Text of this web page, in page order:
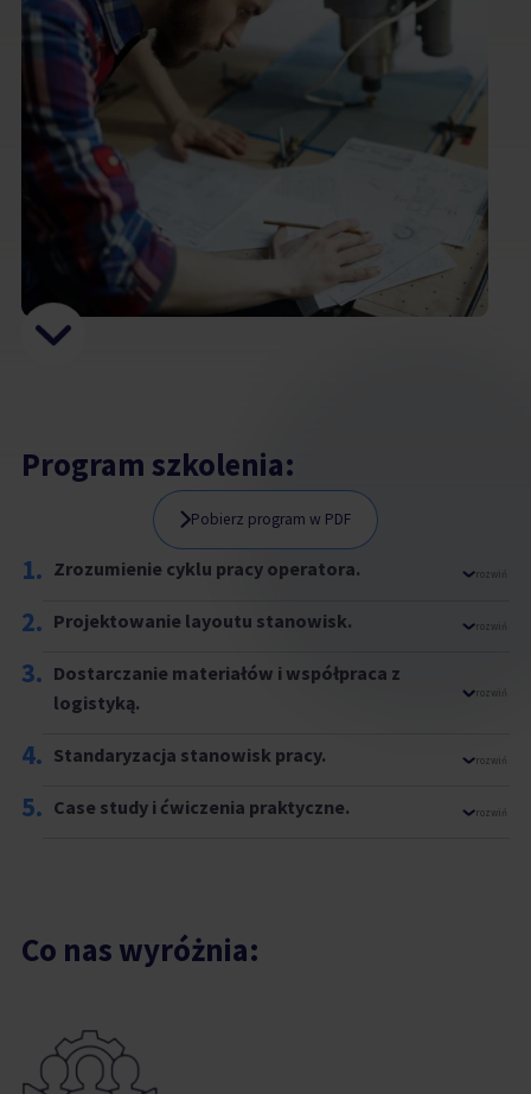
Program szkolenia:
Pobierz program w PDF
1. Zrozumienie cyklu pracy operatora. rozwiń
2. Projektowanie layoutu stanowisk. rozwiń
3. Dostarczanie materiałów i współpraca z
logistyką.
rozwiń
4. Standaryzacja stanowisk pracy. rozwiń
5. Case study i ćwiczenia praktyczne. rozwiń
Co nas wyróżnia: